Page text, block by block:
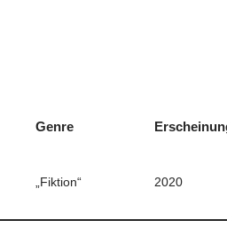
Genre
„Fiktion“ 2020